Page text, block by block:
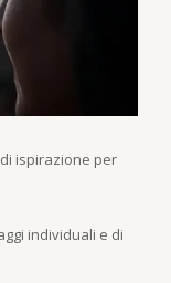
ispirazione per
individuali e di